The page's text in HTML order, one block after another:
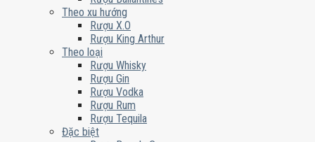
Theo xu hướng
Rượu X.O
Rượu King Arthur
Theo loại
Rượu Whisky
Rượu Gin
Rượu Vodka
Rượu Rum
Rượu Tequila
Đặc biệt